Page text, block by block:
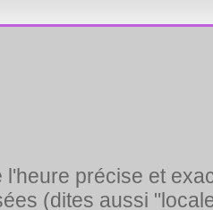
l'heure précise et
(dites aussi